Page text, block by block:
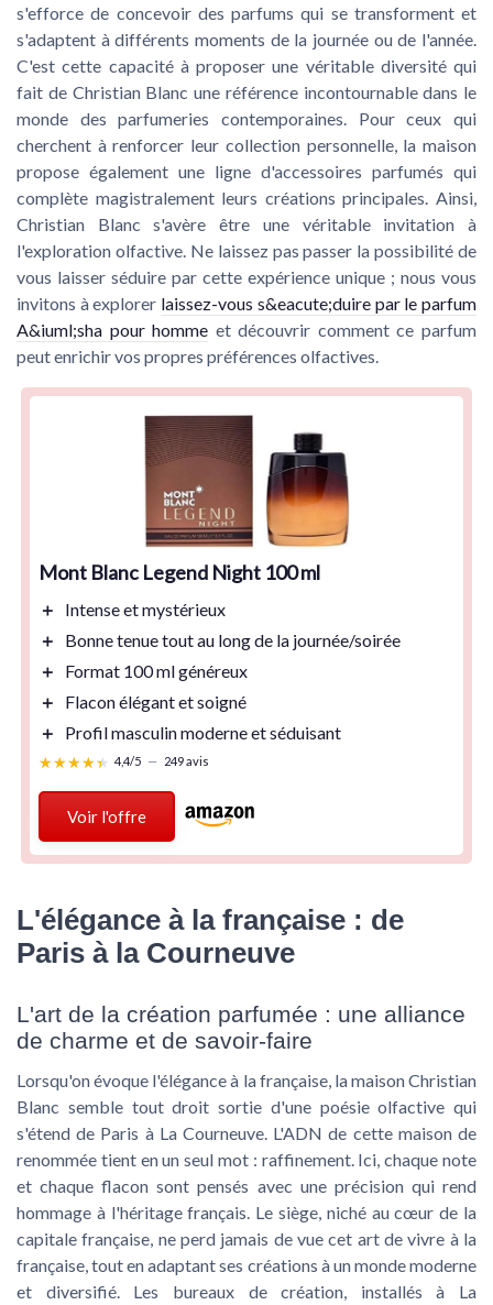
s'efforce de concevoir des parfums qui se transforment et
s'adaptent à différents moments de la journée ou de l'année.
C'est cette capacité à proposer une véritable diversité qui
fait de Christian Blanc une référence incontournable dans le
monde des parfumeries contemporaines. Pour ceux qui
cherchent à renforcer leur collection personnelle, la maison
propose également une ligne d'accessoires parfumés qui
complète magistralement leurs créations principales. Ainsi,
Christian Blanc s'avère être une véritable invitation à
l'exploration olfactive. Ne laissez pas passer la possibilité de
vous laisser séduire par cette expérience unique ; nous vous
invitons à explorer laissez-vous s&eacute;duire par le parfum
A&iuml;sha pour homme et découvrir comment ce parfum
peut enrichir vos propres préférences olfactives.
Mont Blanc Legend Night 100 ml
＋ Intenseet mystérieux
＋
Bonne tenuetout au long de la journée/soirée
＋
Format 100 mlgénéreux
＋
Flacon élégantet soigné
＋
Profil masculinmoderne et séduisant
★★★★★
★★★★★ 4,4/5 — 249 avis
Voir l'offre
L'élégance à la française : de
Paris à la Courneuve
L'art de la création parfumée : une alliance
de charme et de savoir-faire
Lorsqu'on évoque l'élégance à la française, la maison Christian
Blanc semble tout droit sortie d'une poésie olfactive qui
s'étend de Paris à La Courneuve. L'ADN de cette maison de
renommée tient en un seul mot : raffinement. Ici, chaque note
et chaque flacon sont pensés avec une précision qui rend
hommage à l'héritage français. Le siège, niché au cœur de la
capitale française, ne perd jamais de vue cet art de vivre à la
française, tout en adaptant ses créations à un monde moderne
et diversifié. Les bureaux de création, installés à La